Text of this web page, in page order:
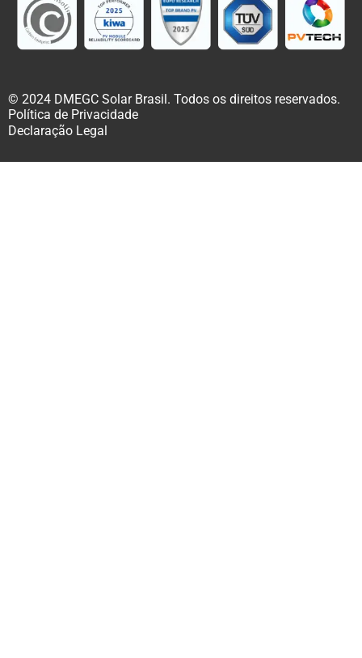
© 2024 DMEGC Solar Brasil. Todos os direitos reservados.
Política de Privacidade
Declaração Legal